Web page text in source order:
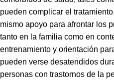
pueden complicar el
mismo apoyo para afrontar los
tanto en la familia como en
entrenamiento y orientación
pueden verse desatendidos
personas con trastornos de la